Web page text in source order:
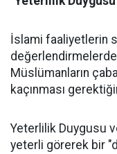
İslami faaliyetlerin
değerlendirmelerde
Müslümanların
kaçınması
Yeterlilik Duygusu
yeterli görerek bir